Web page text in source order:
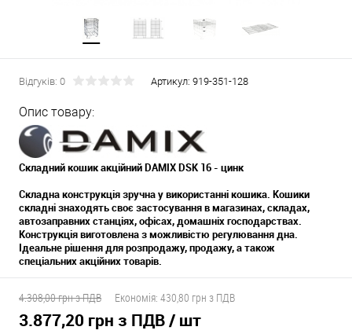
Відгуків: 0 Артикул: 919-351-128
Опис товару:
Складний кошик акційний DAMIX DSK 16 - цинк
Складна конструкція зручна у використанні кошика. Кошики
складні знаходять своє застосування в магазинах, складах,
автозаправних станціях, офісах, домашніх господарствах.
Конструкція виготовлена з можливістю регулювання дна.
Ідеальне рішення для розпродажу, продажу, а також
спеціальних акційних товарів.
4.308,00 грн з ПДВ Економія: 430,80 грн з ПДВ
3.877,20 грн з ПДВ/ шт